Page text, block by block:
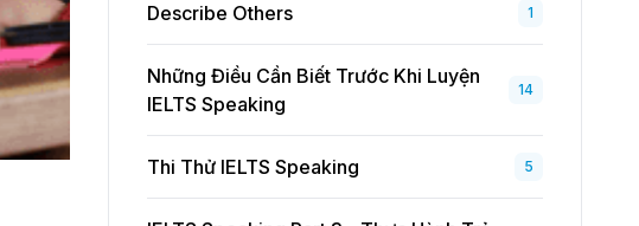
Describe Others 1
Những Điều Cần Biết Trước Khi Luyện
IELTS Speaking
14
Thi Thử IELTS Speaking 5